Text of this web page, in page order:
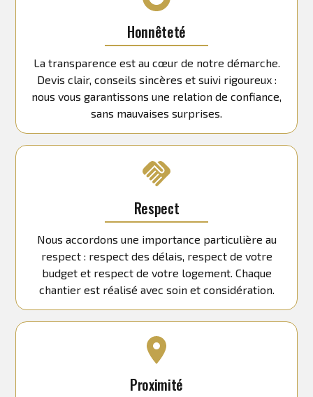
Honnêteté
La transparence est au cœur de notre démarche.
Devis clair, conseils sincères et suivi rigoureux :
nous vous garantissons une relation de confiance,
sans mauvaises surprises.
Respect
Nous accordons une importance particulière au
respect : respect des délais, respect de votre
budget et respect de votre logement. Chaque
chantier est réalisé avec soin et considération.
Proximité